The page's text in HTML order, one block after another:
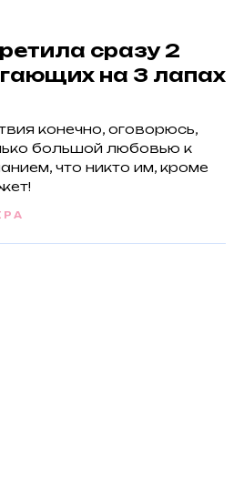
сразу 2
на 3 лапах
конечно, оговорюсь,
большой любовью к
что никто им, кроме